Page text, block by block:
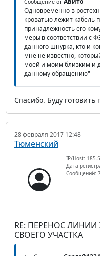
Сообщение от Авито
Одновременно в
кроватью лежит кабель
принадлежность его
меры в соответствии с
данного шнурка, кто и
мне не известно,
моей и моим близким и
данному обращению"
Спасибо. Буду готовить
28 февраля 2017 12:48
Тюменский
IP/Host:
Дата
Сообщений:
RE: ПЕРЕНОС
СВОЕГО УЧАСТКА